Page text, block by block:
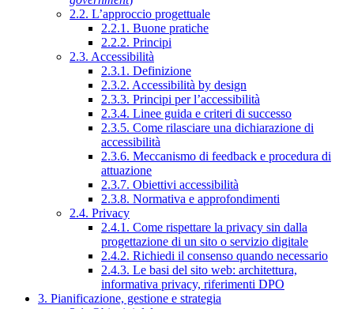
2.2. L’approccio progettuale
2.2.1. Buone pratiche
2.2.2. Principi
2.3. Accessibilità
2.3.1. Definizione
2.3.2. Accessibilità by design
2.3.3. Principi per l’accessibilità
2.3.4. Linee guida e criteri di successo
2.3.5. Come rilasciare una dichiarazione di
accessibilità
2.3.6. Meccanismo di feedback e procedura di
attuazione
2.3.7. Obiettivi accessibilità
2.3.8. Normativa e approfondimenti
2.4. Privacy
2.4.1. Come rispettare la privacy sin dalla
progettazione di un sito o servizio digitale
2.4.2. Richiedi il consenso quando necessario
2.4.3. Le basi del sito web: architettura,
informativa privacy, riferimenti DPO
3. Pianificazione, gestione e strategia